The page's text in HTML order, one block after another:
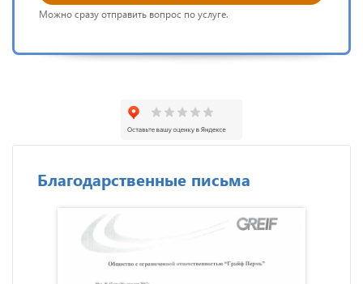
Можно сразу отправить вопрос по услуге.
Благодарственные письма